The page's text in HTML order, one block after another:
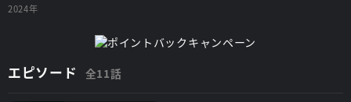
2024年
エピソード 全11話